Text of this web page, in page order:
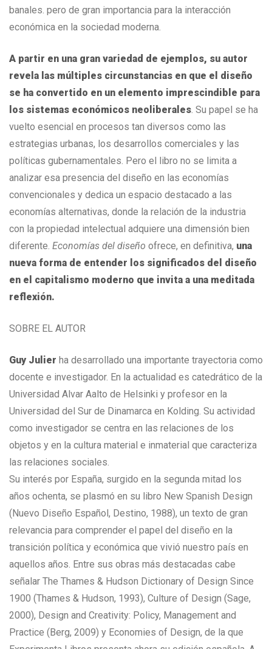
banales. pero de gran importancia para la interacción
económica en la sociedad moderna.
A partir en una gran variedad de ejemplos, su autor
revela las múltiples circunstancias en que el diseño
se ha convertido en un elemento imprescindible para
los sistemas económicos neoliberales. Su papel se ha
vuelto esencial en procesos tan diversos como las
estrategias urbanas, los desarrollos comerciales y las
políticas gubernamentales. Pero el libro no se limita a
analizar esa presencia del diseño en las economías
convencionales y dedica un espacio destacado a las
economías alternativas, donde la relación de la industria
con la propiedad intelectual adquiere una dimensión bien
diferente. Economías del diseño ofrece, en definitiva, una
nueva forma de entender los significados del diseño
en el capitalismo moderno que invita a una meditada
reflexión.
SOBRE EL AUTOR
Guy Julier ha desarrollado una importante trayectoria como
docente e investigador. En la actualidad es catedrático de la
Universidad Alvar Aalto de Helsinki y profesor en la
Universidad del Sur de Dinamarca en Kolding. Su actividad
como investigador se centra en las relaciones de los
objetos y en la cultura material e inmaterial que caracteriza
las relaciones sociales.
Su interés por España, surgido en la segunda mitad los
años ochenta, se plasmó en su libro New Spanish Design
(Nuevo Diseño Español, Destino, 1988), un texto de gran
relevancia para comprender el papel del diseño en la
transición política y económica que vivió nuestro país en
aquellos años. Entre sus obras más destacadas cabe
señalar The Thames & Hudson Dictionary of Design Since
1900 (Thames & Hudson, 1993), Culture of Design (Sage,
2000), Design and Creativity: Policy, Management and
Practice (Berg, 2009) y Economies of Design, de la que